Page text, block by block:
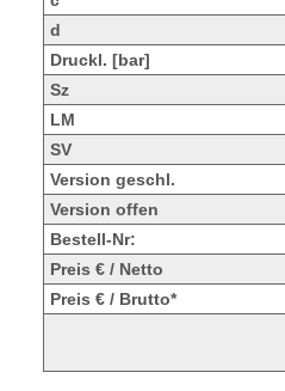
d
Druckl. [bar]
Sz
LM
SV
Version geschl.
Version offen
Bestell-Nr:
Preis € / Netto
Preis € / Brutto*